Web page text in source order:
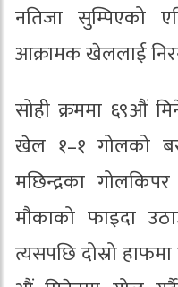
नतिजा सुम्पिएको
आक्रामक खेललाई
सोही क्रममा ६९औं
खेल १–१ गोलको
मछिन्द्रका
मौकाको फाइदा
त्यसपछि दोस्रो